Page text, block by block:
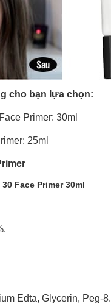
cho bạn lựa chọn:
Primer: 30ml
25ml
Face Primer 30ml
Edta, Glycerin, Peg-8.